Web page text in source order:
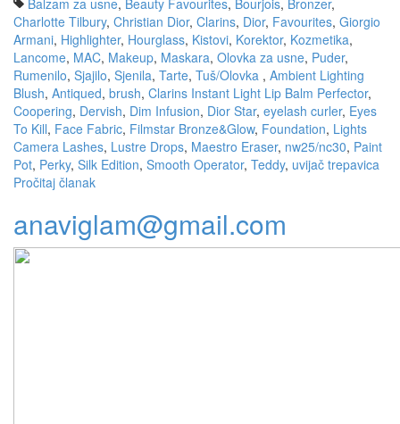
Balzam za usne, Beauty Favourites, Bourjois, Bronzer,
Charlotte Tilbury, Christian Dior, Clarins, Dior, Favourites, Giorgio
Armani, Highlighter, Hourglass, Kistovi, Korektor, Kozmetika,
Lancome, MAC, Makeup, Maskara, Olovka za usne, Puder,
Rumenilo, Sjajilo, Sjenila, Tarte, Tuš/Olovka , Ambient Lighting
Blush, Antiqued, brush, Clarins Instant Light Lip Balm Perfector,
Coopering, Dervish, Dim Infusion, Dior Star, eyelash curler, Eyes
To Kill, Face Fabric, Filmstar Bronze&Glow, Foundation, Lights
Camera Lashes, Lustre Drops, Maestro Eraser, nw25/nc30, Paint
Pot, Perky, Silk Edition, Smooth Operator, Teddy, uvijač trepavica
Pročitaj članak
anaviglam@gmail.com